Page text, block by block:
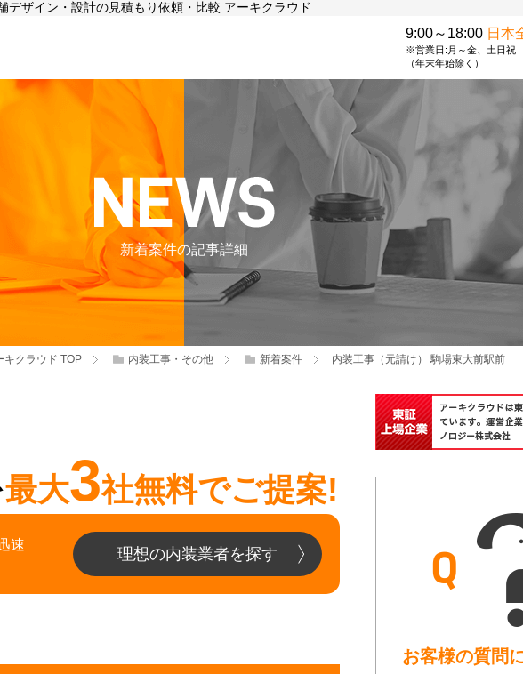
ザイン・設計の見積もり依頼・比較 アーキクラウド
9:00～18:00 日本
※営業日:月～金、土日祝
（年末年始除く）
新着案件の記事詳細
キクラウド TOP 内装工事・その他 新着案件 内装工事（元請け） 駒場東大前駅前
最大3社無料でご提案!
速
理想の内装業者を探す
お客様の質問